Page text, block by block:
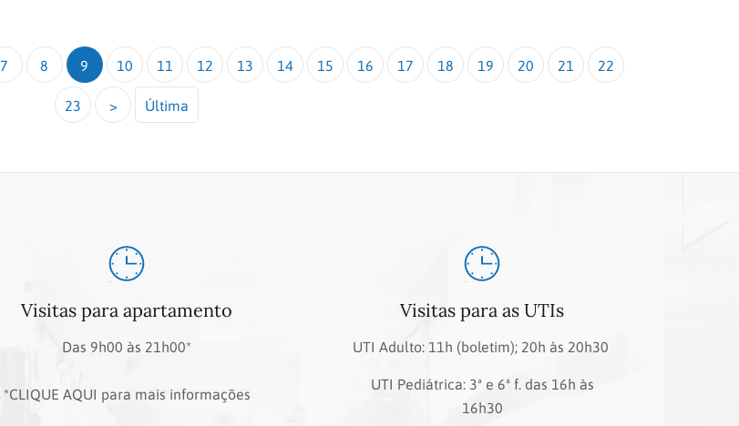
7 8 9 10 11 12 13 14 15 16 17 18 19 20 21 22
23 > Última
Visitas para apartamento
Das 9h00 às 21h00*
*CLIQUE AQUI para mais informações
Visitas para as UTIs
UTI Adulto: 11h (boletim); 20h às 20h30
UTI Pediátrica: 3ª e 6ª f. das 16h às
16h30